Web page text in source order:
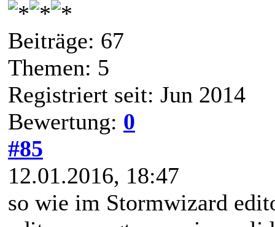
Beiträge: 67
Themen: 5
Registriert seit: Jun 2014
Bewertung: 0
#85
12.01.2016, 18:47
so wie im Stormwizard